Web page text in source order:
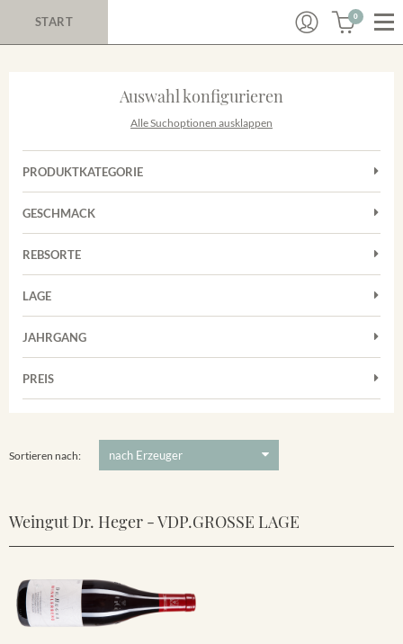
START 0
Auswahl konfigurieren
Alle Suchoptionen ausklappen
PRODUKTKATEGORIE
Cuvées
Rotwein
GESCHMACK
Trocken
REBSORTE
Chardonnay
Grauburgunder
Riesling
LAGE
Achkarrer Schlossberg
Vorderer Winklerberg
Winklerberg Hinter Winklen
JAHRGANG
PREIS
Sortieren nach:
Weingut Dr. Heger - VDP.GROSSE LAGE